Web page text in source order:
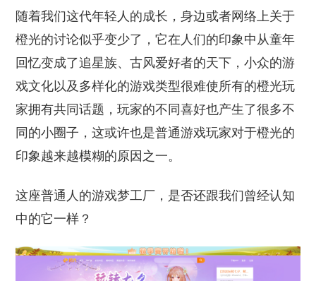
随着我们这代年轻人的成长，身边或者网络上关于
橙光的讨论似乎变少了，它在人们的印象中从童年
回忆变成了追星族、古风爱好者的天下，小众的游
戏文化以及多样化的游戏类型很难使所有的橙光玩
家拥有共同话题，玩家的不同喜好也产生了很多不
同的小圈子，这或许也是普通游戏玩家对于橙光的
印象越来越模糊的原因之一。
这座普通人的游戏梦工厂，是否还跟我们曾经认知
中的它一样？